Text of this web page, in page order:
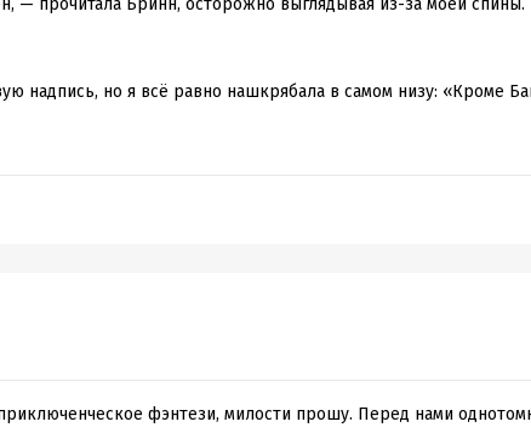
— прочитала Бринн, осторожно выглядывая из-за моей
надпись, но я всё равно нашкрябала в самом низу: «Кроме
любовная линия, даже не одна. Описано всё логично, ярко,
очередь, тем, что она не истерила, а решала проблемы по
потом достанется, но на остальных Вася свою злость не
ведьмой называли, не заостряла внимания, ведьма же.
приняла, как данность, не стала убиваться. Она приняла новые
фэнтези, милости прошу. Перед нами